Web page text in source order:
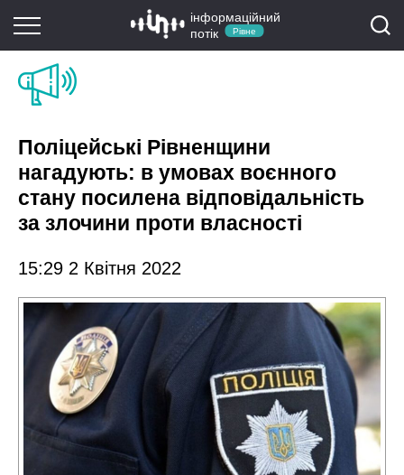
інформаційний
потік
Рівне
Поліцейські Рівненщини
нагадують: в умовах воєнного
стану посилена відповідальність
за злочини проти власності
15:29 2 Квітня 2022